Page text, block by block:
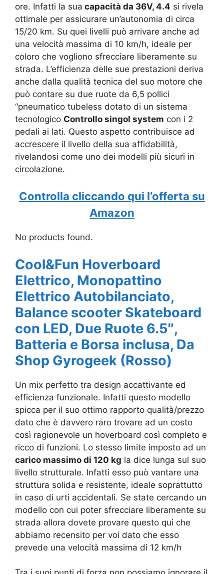
ore. Infatti la sua capacità da 36V, 4.4 si rivela
ottimale per assicurare un’autonomia di circa
15/20 km. Su quei livelli può arrivare anche ad
una velocità massima di 10 km/h, ideale per
coloro che vogliono sfrecciare liberamente su
strada. L’efficienza delle sue prestazioni deriva
anche dalla qualità tecnica del suo motore che
può contare su due ruote da 6,5 pollici
“pneumatico tubeless dotato di un sistema
tecnologico Controllo singol system con i 2
pedali ai lati. Questo aspetto contribuisce ad
accrescere il livello della sua affidabilità,
rivelandosi come uno dei modelli più sicuri in
circolazione.
Controlla cliccando qui l’offerta su
Amazon
No products found.
Cool&Fun Hoverboard
Elettrico, Monopattino
Elettrico Autobilanciato,
Balance scooter Skateboard
con LED, Due Ruote 6.5″,
Batteria e Borsa inclusa, Da
Shop Gyrogeek (Rosso)
Un mix perfetto tra design accattivante ed
efficienza funzionale. Infatti questo modello
spicca per il suo ottimo rapporto qualità/prezzo
dato che è davvero raro trovare ad un costo
così ragionevole un hoverboard così completo e
ricco di funzioni. Lo stesso limite imposto ad un
carico massimo di 120 kg la dice lunga sul suo
livello strutturale. Infatti esso può vantare una
struttura solida e resistente, ideale soprattutto
in caso di urti accidentali. Se state cercando un
modello con cui poter sfrecciare liberamente su
strada allora dovete provare questo qui che
abbiamo recensito per voi dato che esso
prevede una velocità massima di 12 km/h